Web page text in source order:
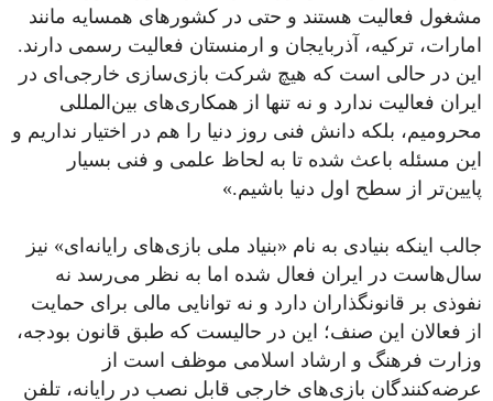
مشغول فعالیت هستند و حتی در کشور‌های همسایه مانند
امارات، ترکیه، آذربایجان و ارمنستان فعالیت رسمی دارند.
این در حالی است که هیچ شرکت بازی‌سازی خارجی‌ای در
ایران فعالیت ندارد و نه تنها از همکاری‌های بین‌المللی
محرومیم، بلکه دانش فنی روز دنیا را هم در اختیار نداریم و
این مسئله باعث شده تا به لحاظ علمی و فنی بسیار
پایین‌تر از سطح اول دنیا باشیم.»
جالب اینکه بنیادی به نام «بنیاد ملی بازی‌های رایانه‌ای» نیز
سال‌هاست در ایران فعال شده اما به نظر می‌رسد نه
نفوذی بر قانونگذاران دارد و نه توانایی مالی برای حمایت
از فعالان این صنف؛ این در حالیست که طبق قانون بودجه،
وزارت فرهنگ و ارشاد اسلامی موظف است از
عرضه‌کنندگان بازی‌های خارجی قابل نصب در رایانه، تلفن